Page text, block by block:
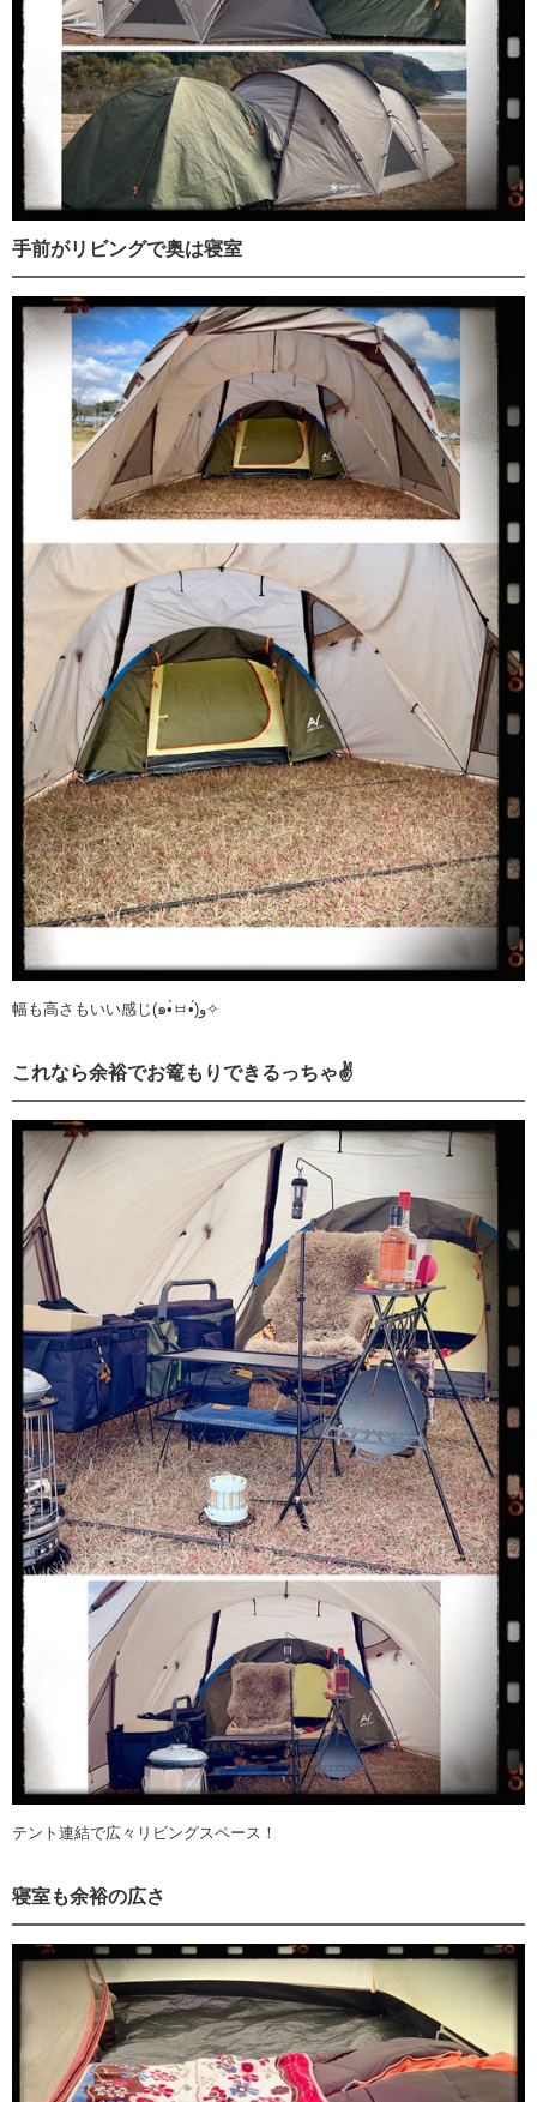
手前がリビングで奥は寝室
幅も高さもいい感じ(๑•̀ㅂ•́)و✧
これなら余裕でお篭もりできるっちゃ✌️
テント連結で広々リビングスペース！
寝室も余裕の広さ